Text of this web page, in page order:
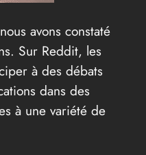
avons constaté
Sur Reddit, les
à des débats
dans des
à une variété de